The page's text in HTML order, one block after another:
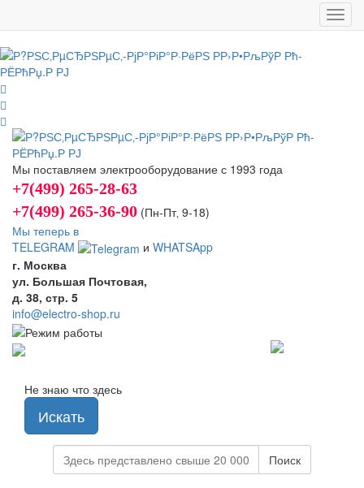
Мы поставляем электрооборудование с 1993 года
+7(499) 265-28-63
+7(499) 265-36-90 (Пн-Пт‚ 9-18)
Мы теперь в
TELEGRAM
и WHATSApp
г. Москва
ул. Большая Почтовая,
д. 38, стр. 5
info@electro-shop.ru
Не знаю что здесь
Искать
Поиск